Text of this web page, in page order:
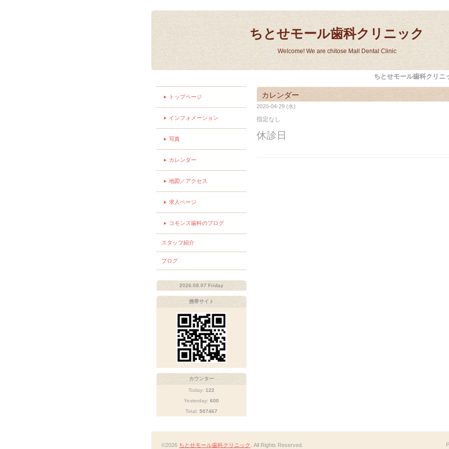
ちとせモール歯科クリニック
Welcome! We are chitose Mall Dental Clinic
ちとせモール歯科クリニ
カレンダー
2020-04-29 (水)
指定なし
休診日
トップページ
インフォメーション
写真
カレンダー
地図／アクセス
求人ページ
コモンズ歯科のブログ
スタッフ紹介
ブログ
2026.08.07 Friday
携帯サイト
カウンター
Today: 122
Yesterday: 600
Total: 507467
©2026 ちとせモール歯科クリニック . All Rights Reserved.